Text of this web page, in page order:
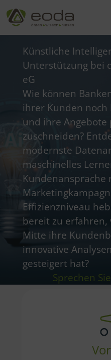
Zum
Inhalt
springen
Künstliche
Unterstützung bei
eG
Wie können
ihrer Kunden noch
und ihre Angebote
zuschneiden?
modernste
maschinelles
Effizienzniveau
bereit zu erfahren,
Mitte ihre
innovative
gesteigert hat?
Sprechen